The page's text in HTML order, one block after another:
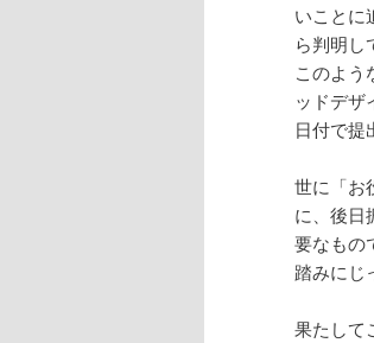
いことに
ら判明し
このよう
ッドデザ
日付で提
世に「お
に、後日
要なもの
踏みにじ
果たして